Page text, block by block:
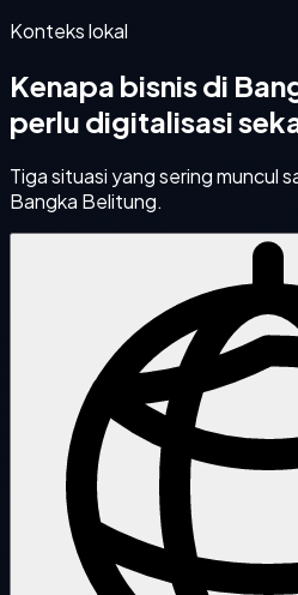
Konteks lokal
Kenapa bisnis di
perlu digitalisasi
Tiga situasi yang sering muncul
Bangka Belitung.